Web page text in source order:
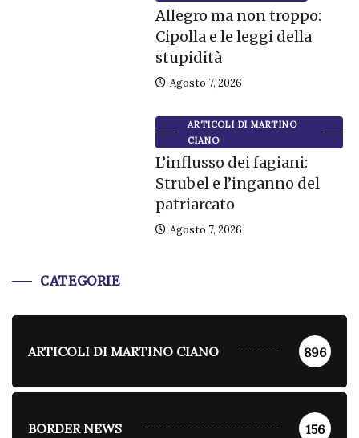
Allegro ma non troppo:
Cipolla e le leggi della
stupidità
Agosto 7, 2026
ARTICOLI DI MARTINO
CIANO
L’influsso dei fagiani:
Strubel e l’inganno del
patriarcato
Agosto 7, 2026
CATEGORIE
ARTICOLI DI MARTINO CIANO 896
BORDER NEWS 156